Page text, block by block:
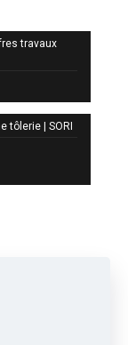
travaux
tôlerie | SORI